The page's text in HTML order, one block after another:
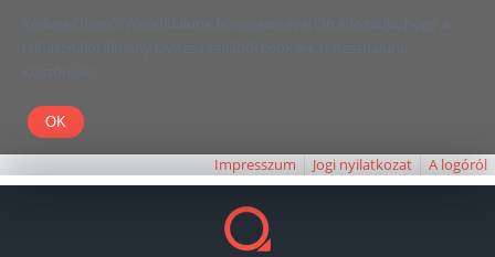
Kedves Olvasó! Weboldalunk böngészésével Ön elfogadja, hogy a
felhasználói élmény javítása céljából cookie-kat használunk.
Köszönjük!
Impresszum Jogi nyilatkozat A logóról